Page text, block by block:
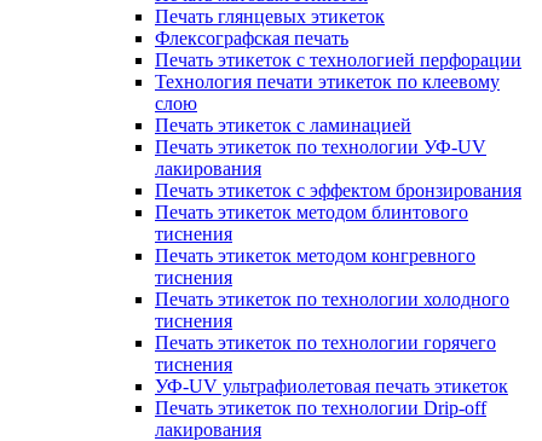
Печать глянцевых этикеток
Флексографская печать
Печать этикеток с технологией перфорации
Технология печати этикеток по клеевому
слою
Печать этикеток с ламинацией
Печать этикеток по технологии УФ-UV
лакирования
Печать этикеток с эффектом бронзирования
Печать этикеток методом блинтового
тиснения
Печать этикеток методом конгревного
тиснения
Печать этикеток по технологии холодного
тиснения
Печать этикеток по технологии горячего
тиснения
УФ-UV ультрафиолетовая печать этикеток
Печать этикеток по технологии Drip-off
лакирования